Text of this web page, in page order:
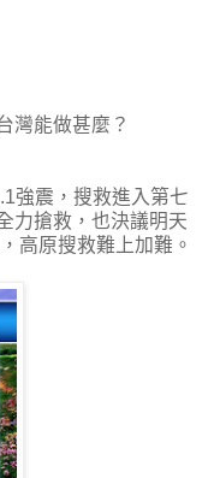
灣能做甚麼？
強震，搜救進入第七
力搶救，也決議明天
高原搜救難上加難。